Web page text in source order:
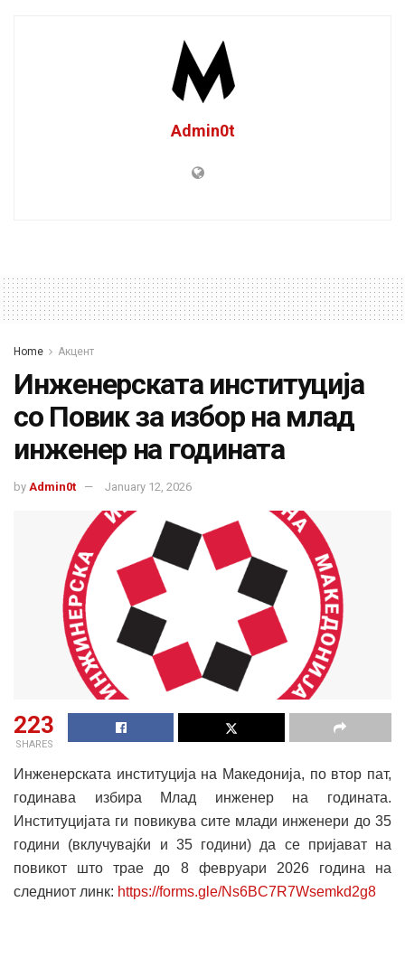
Admin0t
Home Акцент
Инженерската институција
со Повик за избор на млад
инженер на годината
by Admin0t January 12, 2026
223
SHARES
Инженерската институција на Македонија, по втор пат,
годинава избира Млад инженер на годината.
Институцијата ги повикува сите млади инженери до 35
години (вклучувајќи и 35 години) да се пријават на
повикот што трае до 8 февруари 2026 година на
следниот линк: https://forms.gle/Ns6BC7R7Wsemkd2g8